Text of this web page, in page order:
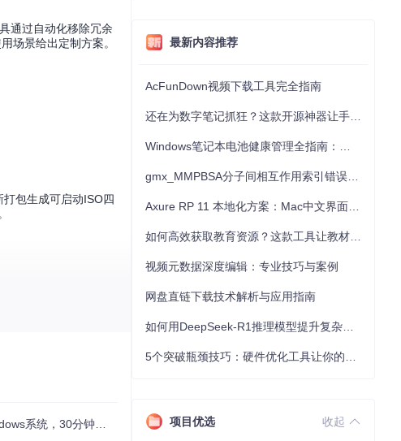
通过自动化移除冗余
场景给出定制方案。
包生成可启动ISO四
，30分钟焕新体验
最新内容推荐
AcFunDown视频下载工具完全指南
视频元数据深度编辑：专业技巧与案例
网盘直链下载技术解析与应用指南
项目优选 收起